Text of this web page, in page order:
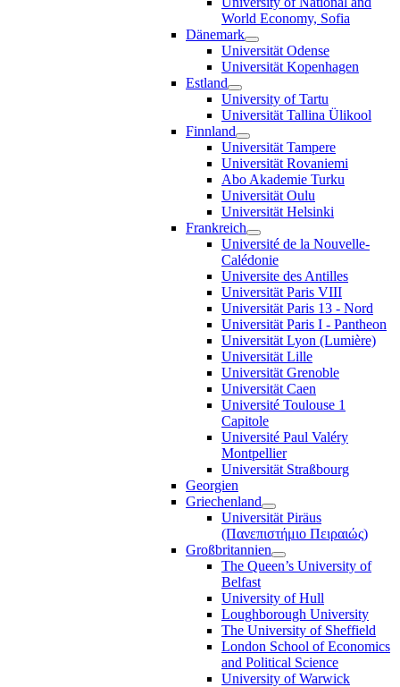
World Economy, Sofia
Dänemark
Universität Odense
Universität Kopenhagen
Estland
University of Tartu
Universität Tallina Ülikool
Finnland
Universität Tampere
Universität Rovaniemi
Abo Akademie Turku
Universität Oulu
Universität Helsinki
Frankreich
Université de la Nouvelle-
Calédonie
Universite des Antilles
Universität Paris VIII
Universität Paris 13 - Nord
Universität Paris I - Pantheon
Universität Lyon (Lumière)
Universität Lille
Universität Grenoble
Universität Caen
Université Toulouse 1
Capitole
Université Paul Valéry
Montpellier
Universität Straßbourg
Georgien
Griechenland
Universität Piräus
(Πανεπιστήμιο Πειραιώς)
Großbritannien
The Queen’s University of
Belfast
University of Hull
Loughborough University
The University of Sheffield
London School of Economics
and Political Science
University of Warwick